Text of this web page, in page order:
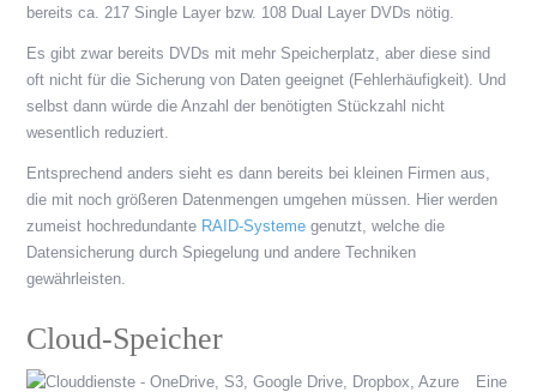
bereits ca. 217 Single Layer bzw. 108 Dual Layer DVDs nötig.
Es gibt zwar bereits DVDs mit mehr Speicherplatz, aber diese sind
oft nicht für die Sicherung von Daten geeignet (Fehlerhäufigkeit). Und
selbst dann würde die Anzahl der benötigten Stückzahl nicht
wesentlich reduziert.
Entsprechend anders sieht es dann bereits bei kleinen Firmen aus,
die mit noch größeren Datenmengen umgehen müssen. Hier werden
zumeist hochredundante RAID-Systeme genutzt, welche die
Datensicherung durch Spiegelung und andere Techniken
gewährleisten.
Cloud-Speicher
Eine